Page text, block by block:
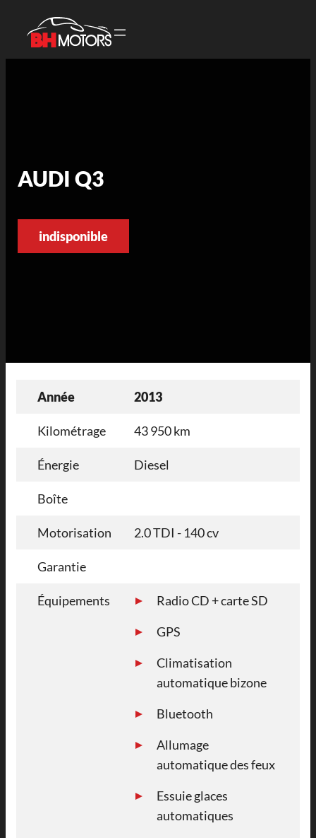
AUDI Q3
indisponible
Année 2013
Kilométrage 43 950 km
Énergie Diesel
Boîte
Motorisation 2.0 TDI - 140 cv
Garantie
Équipements
Radio CD + carte SD
GPS
Climatisation
automatique bizone
Bluetooth
Allumage
automatique des feux
Essuie glaces
automatiques